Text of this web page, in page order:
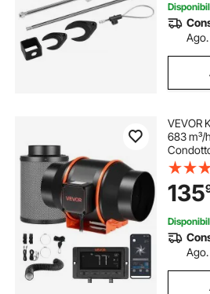
Ago.
VEVOR
683 m³/
Attivi,
Livelli di
con App
Indoor
135
Ago.